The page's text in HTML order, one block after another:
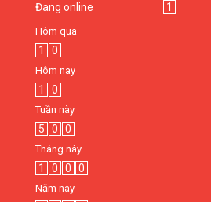
Đang online 1
Hôm qua
1 0
Hôm nay
1 0
Tuần này
5 0 0
Tháng này
1 0 0 0
Năm nay